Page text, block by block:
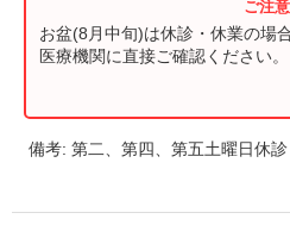
お盆(8月中旬)は休診・休業の場
医療機関に直接ご確認ください。
備考:第二、第四、第五土曜日休診